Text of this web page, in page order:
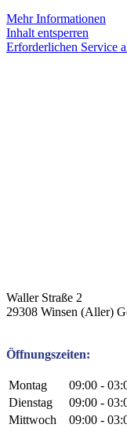
Mehr Informationen
Inhalt entsperren
Erforderlichen Service
Waller Straße 2
29308 Winsen (Aller)
Öffnungszeiten:
Montag
09:00 -
Dienstag
09:00 -
Mittwoch
09:00 -